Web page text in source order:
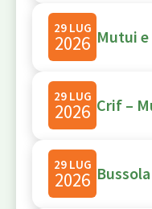
29 LUG
2026
29 LUG
2026
29 LUG
2026